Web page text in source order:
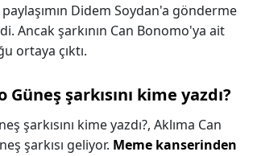
paylaşımın Didem Soydan'a gönderme
Ancak şarkının Can Bonomo'ya ait
ortaya çıktı.
Güneş şarkısını kime yazdı?
şarkısını kime yazdı?, Aklıma Can
şarkısı geliyor. Meme kanserinden